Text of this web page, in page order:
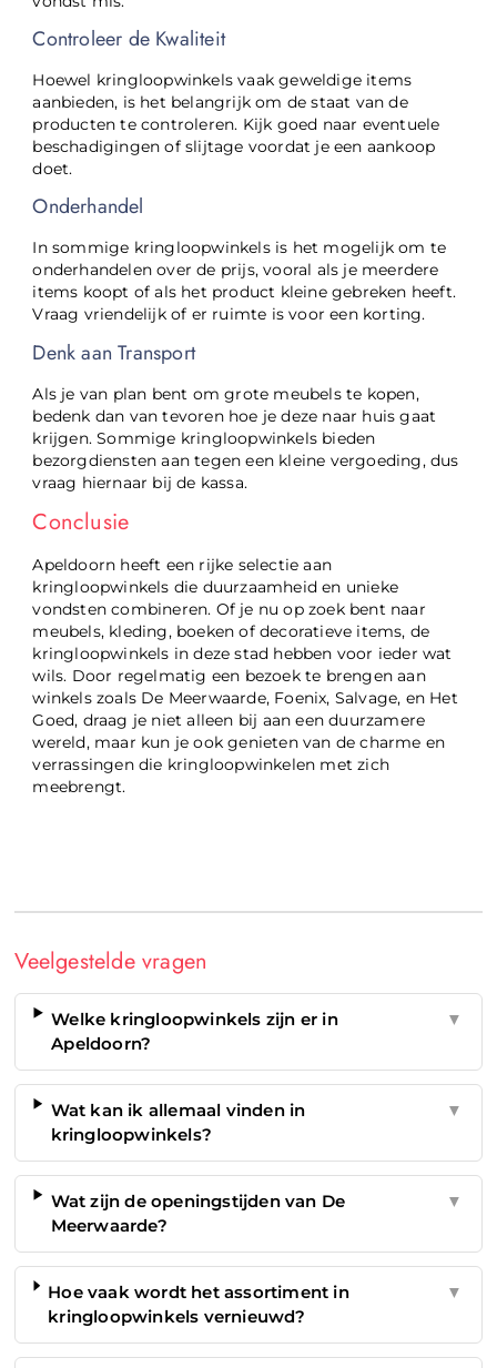
Controleer de Kwaliteit
Hoewel kringloopwinkels vaak geweldige items
aanbieden, is het belangrijk om de staat van de
producten te controleren. Kijk goed naar eventuele
beschadigingen of slijtage voordat je een aankoop
doet.
Onderhandel
In sommige kringloopwinkels is het mogelijk om te
onderhandelen over de prijs, vooral als je meerdere
items koopt of als het product kleine gebreken heeft.
Vraag vriendelijk of er ruimte is voor een korting.
Denk aan Transport
Als je van plan bent om grote meubels te kopen,
bedenk dan van tevoren hoe je deze naar huis gaat
krijgen. Sommige kringloopwinkels bieden
bezorgdiensten aan tegen een kleine vergoeding, dus
vraag hiernaar bij de kassa.
Conclusie
Apeldoorn heeft een rijke selectie aan
kringloopwinkels die duurzaamheid en unieke
vondsten combineren. Of je nu op zoek bent naar
meubels, kleding, boeken of decoratieve items, de
kringloopwinkels in deze stad hebben voor ieder wat
wils. Door regelmatig een bezoek te brengen aan
winkels zoals De Meerwaarde, Foenix, Salvage, en Het
Goed, draag je niet alleen bij aan een duurzamere
wereld, maar kun je ook genieten van de charme en
verrassingen die kringloopwinkelen met zich
meebrengt.
Veelgestelde vragen
Welke kringloopwinkels zijn er in
Apeldoorn?
▼
Wat kan ik allemaal vinden in
kringloopwinkels?
▼
Wat zijn de openingstijden van De
Meerwaarde?
▼
Hoe vaak wordt het assortiment in
kringloopwinkels vernieuwd?
▼